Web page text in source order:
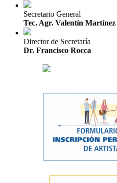
Secretario General
Tec. Agr. Valentín Martínez
Director de Secretaría
Dr. Francisco Rocca